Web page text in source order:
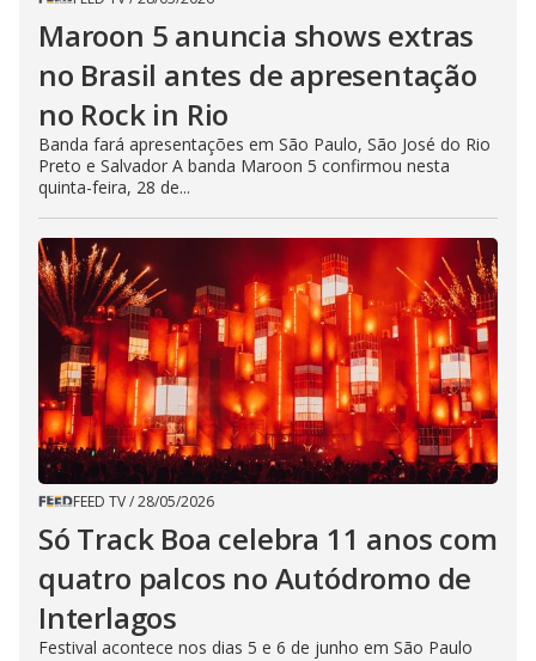
Maroon 5 anuncia shows extras
no Brasil antes de apresentação
no Rock in Rio
Banda fará apresentações em São Paulo, São José do Rio
Preto e Salvador A banda Maroon 5 confirmou nesta
quinta-feira, 28 de...
FEED TV/28/05/2026
Só Track Boa celebra 11 anos com
quatro palcos no Autódromo de
Interlagos
Festival acontece nos dias 5 e 6 de junho em São Paulo